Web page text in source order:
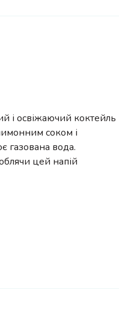
і освіжаючий коктейль
соком і
газована вода.
цей напій